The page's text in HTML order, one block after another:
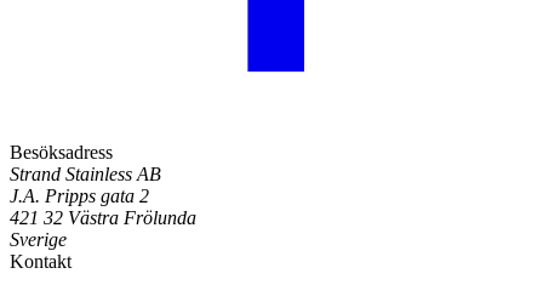
Besöksadress
Strand Stainless AB
J.A. Pripps gata 2
421 32 Västra Frölunda
Sverige
Kontakt